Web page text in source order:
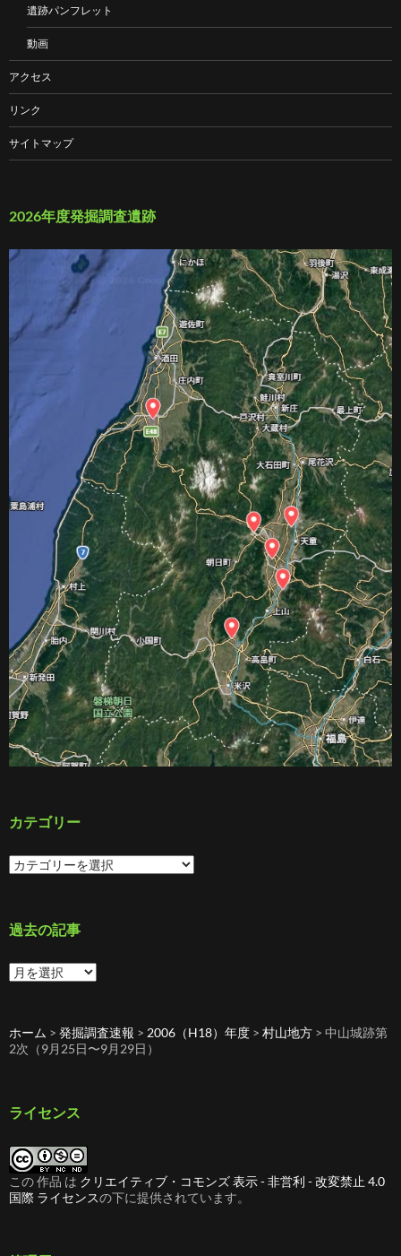
遺跡パンフレット
動画
アクセス
リンク
サイトマップ
2026年度発掘調査遺跡
カテゴリー
カ
テ
ー
過去の記事
過
去
事
ホーム > 発掘調査速報 > 2006（H18）年度 > 村山地方 > 中山城跡第
2次（9月25日〜9月29日）
ライセンス
この 作品 は クリエイティブ・コモンズ 表示 - 非営利 - 改変禁止 4.0
国際 ライセンスの下に提供されています。